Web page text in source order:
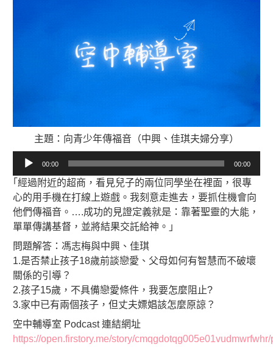
主題：向青少年傳福音（中興、佳琪夫婦分享）
播
放
器
00:00 00:00
｢經過附近的超商，看見兒子的兩位同學坐在裡面，很專
心的用手機在打線上遊戲。我刻意走進去，要抓住機會向
他們傳福音。….成功的見證定義就是：靠著聖靈的大能，
單單傳講基督，並將結果交託給神。｣
問題解答：馮志梅與中興、佳琪
1.是否禁止孩子18歲前談戀愛、父母如何有智慧而不破壞
關係的引導？
2.孩子15歲，不具備戀愛條件，我要怎麼阻止?
3.家中已有兩個孩子，但丈夫嫖娼該怎麼原諒？
空中輔導室 Podcast 連結網址
https://open.firstory.me/story/